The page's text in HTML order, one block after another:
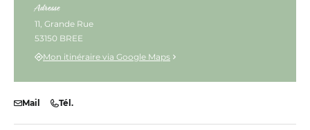
Adresse
11, Grande Rue
53150 BREE
Mon itinéraire via Google Maps
Mail Tél.